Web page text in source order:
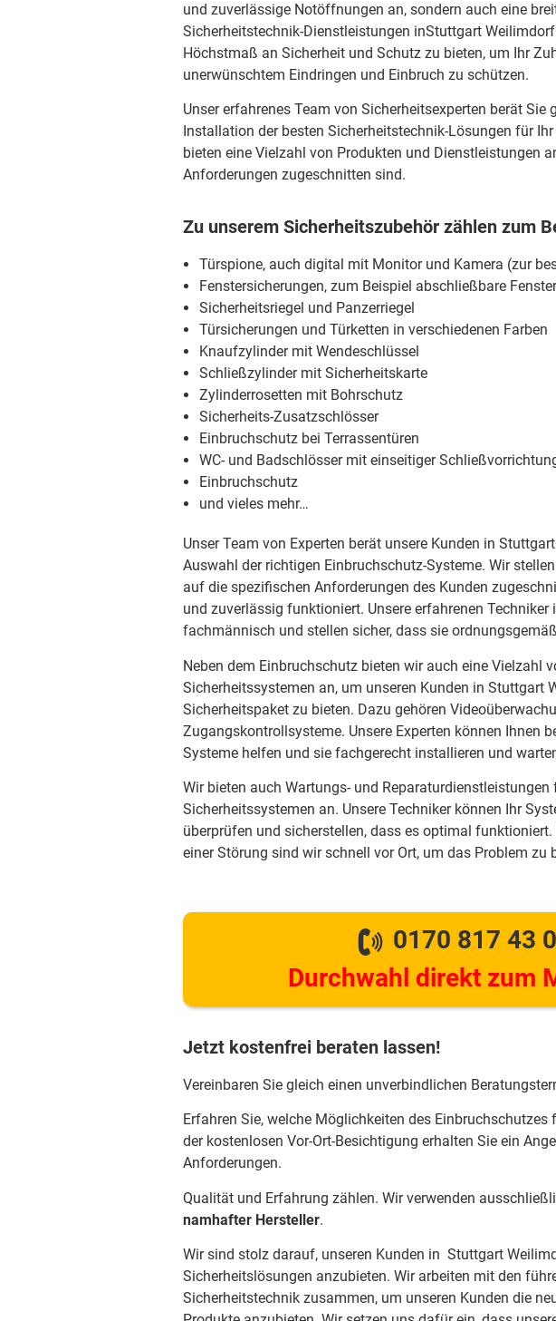
und zuverlässige Notöffnungen an, sondern auch eine
Sicherheitstechnik-Dienstleistungen inStuttgart
Höchstmaß an Sicherheit und Schutz zu bieten, um Ihr
unerwünschtem Eindringen und Einbruch zu schützen.
Unser erfahrenes Team von Sicherheitsexperten berät Sie
Installation der besten Sicherheitstechnik-Lösungen für
bieten eine Vielzahl von Produkten und Dienstleistungen
Anforderungen zugeschnitten sind.
Zu unserem Sicherheitszubehör zählen zum
Türspione, auch digital mit Monitor und Kamera (zur
Fenstersicherungen, zum Beispiel abschließbare
Sicherheitsriegel und Panzerriegel
Türsicherungen und Türketten in verschiedenen Farben
Knaufzylinder mit Wendeschlüssel
Schließzylinder mit Sicherheitskarte
Zylinderrosetten mit Bohrschutz
Sicherheits-Zusatzschlösser
Einbruchschutz bei Terrassentüren
WC- und Badschlösser mit einseitiger
Einbruchschutz
und vieles mehr…
Unser Team von Experten berät unsere Kunden in
Auswahl der richtigen Einbruchschutz-Systeme. Wir
auf die spezifischen Anforderungen des Kunden
und zuverlässig funktioniert. Unsere erfahrenen Techniker
fachmännisch und stellen sicher, dass sie
Neben dem Einbruchschutz bieten wir auch eine Vielzahl
Sicherheitssystemen an, um unseren Kunden in Stuttgart
Sicherheitspaket zu bieten. Dazu gehören
Zugangskontrollsysteme. Unsere Experten können Ihnen
Systeme helfen und sie fachgerecht installieren und
Wir bieten auch Wartungs- und Reparaturdienstleistungen
Sicherheitssystemen an. Unsere Techniker können Ihr
überprüfen und sicherstellen, dass es optimal
einer Störung sind wir schnell vor Ort, um das Problem zu
0170 817 43
Durchwahl direkt zum
Jetzt kostenfrei beraten lassen!
Vereinbaren Sie gleich einen unverbindlichen
Erfahren Sie, welche Möglichkeiten des Einbruchschutzes
der kostenlosen Vor-Ort-Besichtigung erhalten Sie ein
Anforderungen.
Qualität und Erfahrung zählen. Wir verwenden
namhafter Hersteller.
Wir sind stolz darauf, unseren Kunden in Stuttgart
Sicherheitslösungen anzubieten. Wir arbeiten mit den
Sicherheitstechnik zusammen, um unseren Kunden die